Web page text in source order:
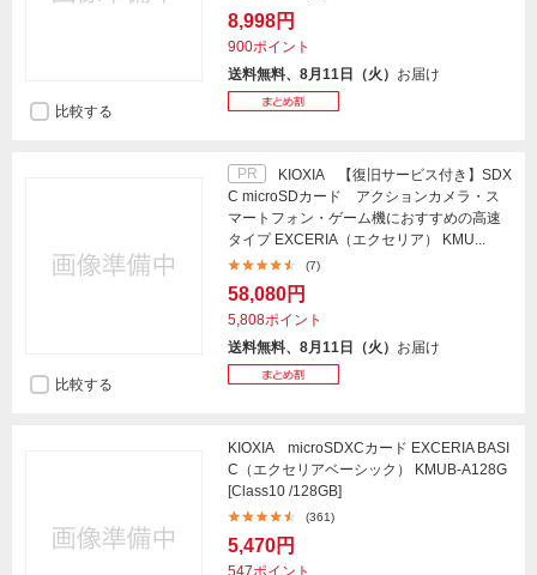
8,998円
900ポイント
送料無料、8月11日（火） お届け
比較する
PR
KIOXIA 【復旧サービス付き】SDX
C microSDカード アクションカメラ・ス
マートフォン・ゲーム機におすすめの高速
タイプ EXCERIA（エクセリア） KMU...
(7)
58,080円
5,808ポイント
送料無料、8月11日（火） お届け
比較する
KIOXIA microSDXCカード EXCERIA BASI
C（エクセリアベーシック） KMUB-A128G
[Class10 /128GB]
(361)
5,470円
547ポイント